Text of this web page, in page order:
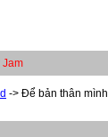
Jam
-> Để bản thân mình